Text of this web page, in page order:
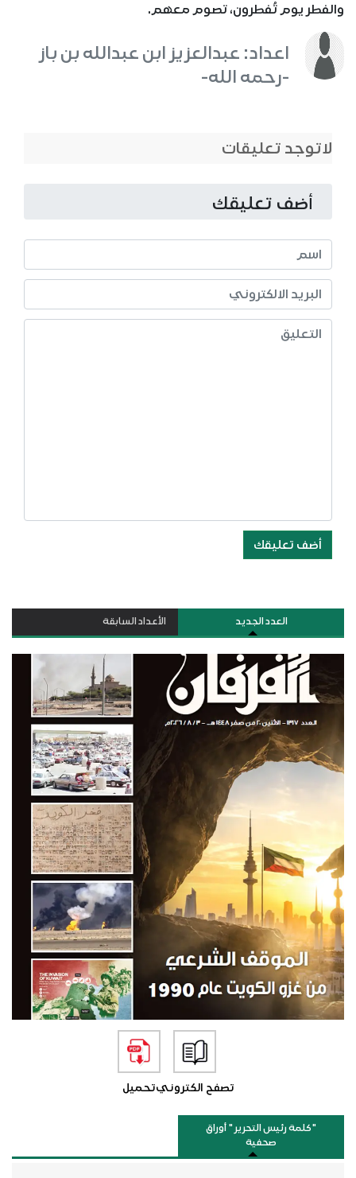
والفطر يوم تُفطرون، تصوم معهم.
اعداد: عبدالعزيز ابن عبدالله بن باز
-رحمه الله-
لاتوجد تعليقات
أضف تعليقك
أضف تعليقك
العدد الجديد الأعداد السابقة
تصفح الكترونيتحميل
"كلمة رئيس التحرير " أوراق
صحفية